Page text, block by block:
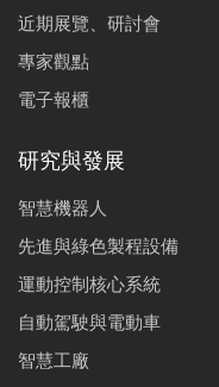
近期展覽、研討會
專家觀點
電子報櫃
研究與發展
智慧機器人
先進與綠色製程設備
運動控制核心系統
自動駕駛與電動車
智慧工廠